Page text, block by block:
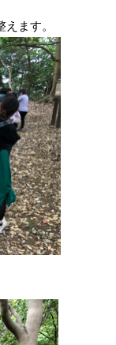
ます。